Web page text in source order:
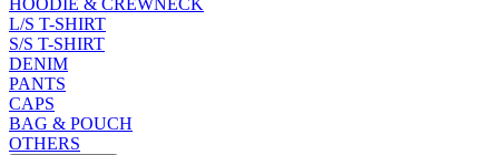
HOODIE & CREWNECK
L/S T-SHIRT
S/S T-SHIRT
DENIM
PANTS
CAPS
BAG & POUCH
OTHERS